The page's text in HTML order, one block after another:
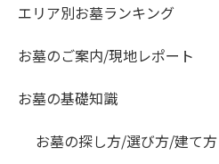
エリア別お墓ランキング
お墓のご案内/現地レポート
お墓の基礎知識
お墓の探し方/選び方/建て方